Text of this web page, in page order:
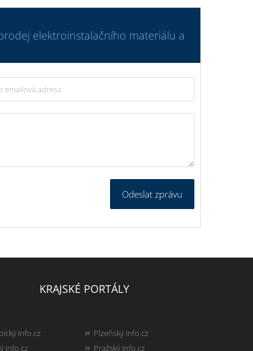
elektroinstalačního materiálu a
Odeslat zprávu
KRAJSKÉ PORTÁLY
Info.cz
Info.cz
Plzeňský Info.cz
Pražský Info.cz